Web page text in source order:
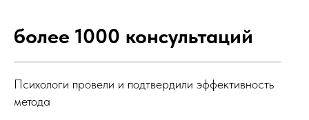
более 1000 консультаций
Психологи провели и подтвердили эффективность
метода